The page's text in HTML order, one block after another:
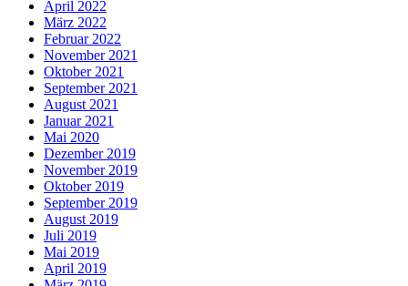
April 2022
März 2022
Februar 2022
November 2021
Oktober 2021
September 2021
August 2021
Januar 2021
Mai 2020
Dezember 2019
November 2019
Oktober 2019
September 2019
August 2019
Juli 2019
Mai 2019
April 2019